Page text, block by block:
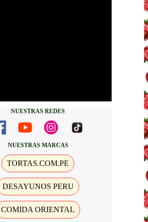
NUESTRAS REDES
NUESTRAS MARCAS
TORTAS.COM.PE
DESAYUNOS PERU
COMIDA ORIENTAL